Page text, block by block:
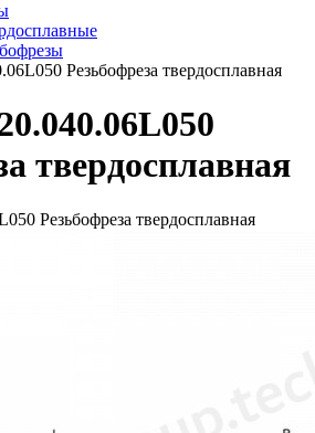
Резьбофреза твердосплавная
твердосплавная